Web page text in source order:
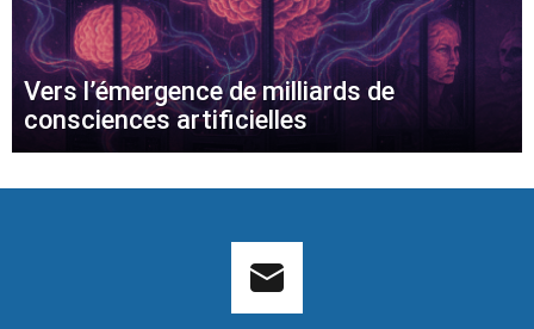
Vers l’émergence de milliards de
consciences artificielles